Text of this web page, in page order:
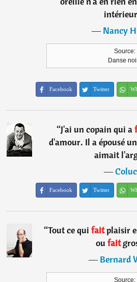
―Nancy
Source:
Danse
Facebook Twitter
“J'ai un copain qui a
d'amour. Il a épousé
aimait
―
Facebook Twitter
“Tout ce quifaitplaisir
ou fait
―Bernard
Source: